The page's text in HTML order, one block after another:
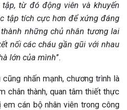
từ đó động viên và khuyến
tập tích cực hơn để xứng đáng
những chủ nhân tương lai
nối các cháu gần gũi với nhau
lớn của mình”.
nhấn mạnh, chương trình là
chân thành, quan tâm thiết thực
cán bộ nhân viên trong công